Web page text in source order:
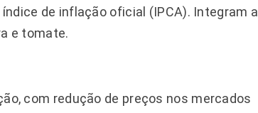
de inflação oficial (IPCA). Integram a
e tomate.
com redução de preços nos mercados